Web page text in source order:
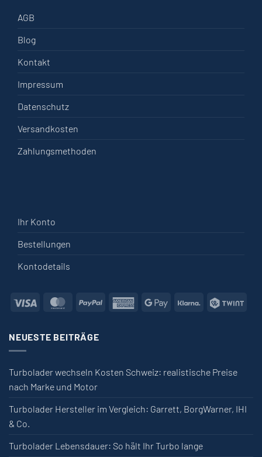
AGB
Blog
Kontakt
Impressum
Datenschutz
Versandkosten
Zahlungsmethoden
Ihr Konto
Bestellungen
Kontodetails
Visa MasterCardPayPal American Express
Google PayKlarna
NEUESTE BEITRÄGE
Turbolader wechseln Kosten Schweiz: realistische Preise
nach Marke und Motor
Turbolader Hersteller im Vergleich: Garrett, BorgWarner, IHI
& Co.
Turbolader Lebensdauer: So hält Ihr Turbo lange